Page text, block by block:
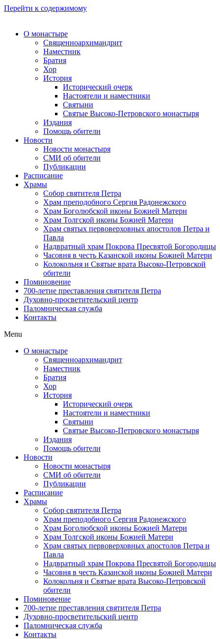
Перейти к содержимому
О монастыре
Священноархимандрит
Наместник
Братия
Хор
История
Исторический очерк
Настоятели и наместники
Святыни
Святые Высоко-Петровского монастыря
Издания
Помощь обители
Новости
Новости монастыря
СМИ об обители
Публикации
Расписание
Храмы
Собор святителя Петра
Храм преподобного Сергия Радонежского
Храм Боголюбской иконы Божией Матери
Храм Толгской иконы Божией Матери
Храм святых первоверховных апостолов Петра и
Павла
Надвратный храм Покрова Пресвятой Богородицы
Часовня в честь Казанской иконы Божией Матери
Колокольня и Святые врата Высоко-Петровской
обители
Поминовение
700-летие преставления святителя Петра
Духовно-просветительский центр
Паломническая служба
Контакты
Menu
О монастыре
Священноархимандрит
Наместник
Братия
Хор
История
Исторический очерк
Настоятели и наместники
Святыни
Святые Высоко-Петровского монастыря
Издания
Помощь обители
Новости
Новости монастыря
СМИ об обители
Публикации
Расписание
Храмы
Собор святителя Петра
Храм преподобного Сергия Радонежского
Храм Боголюбской иконы Божией Матери
Храм Толгской иконы Божией Матери
Храм святых первоверховных апостолов Петра и
Павла
Надвратный храм Покрова Пресвятой Богородицы
Часовня в честь Казанской иконы Божией Матери
Колокольня и Святые врата Высоко-Петровской
обители
Поминовение
700-летие преставления святителя Петра
Духовно-просветительский центр
Паломническая служба
Контакты